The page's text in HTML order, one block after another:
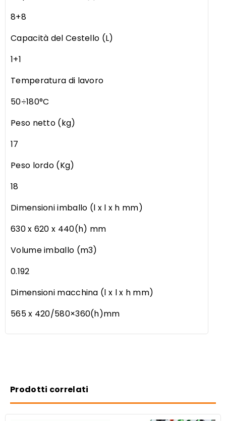
8+8
Capacità del Cestello (L)
1+1
Temperatura di lavoro
50÷180°C
Peso netto (kg)
17
Peso lordo (Kg)
18
Dimensioni imballo (l x l x h mm)
630 x 620 x 440(h) mm
Volume imballo (m3)
0.192
Dimensioni macchina (l x l x h mm)
565 x 420/580×360(h)mm
Prodotti correlati